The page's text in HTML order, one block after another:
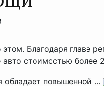
Благодаря главе
стоимостью более
повышенной ...